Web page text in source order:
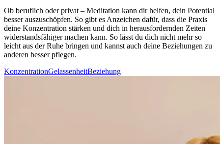
Ob beruf­lich oder privat – Medi­ta­tion kann dir helfen, dein Potential
besser auszuschöpfen. So gibt es Anzeichen dafür, dass die Praxis
deine Konzentration stärken und dich in herausfordernden Zeiten
widerstandsfähiger machen kann. So lässt du dich nicht mehr so
leicht aus der Ruhe brin­gen und kannst auch deine Beziehungen zu
anderen besser pflegen.
KonzentrationGelassenheitBeziehung